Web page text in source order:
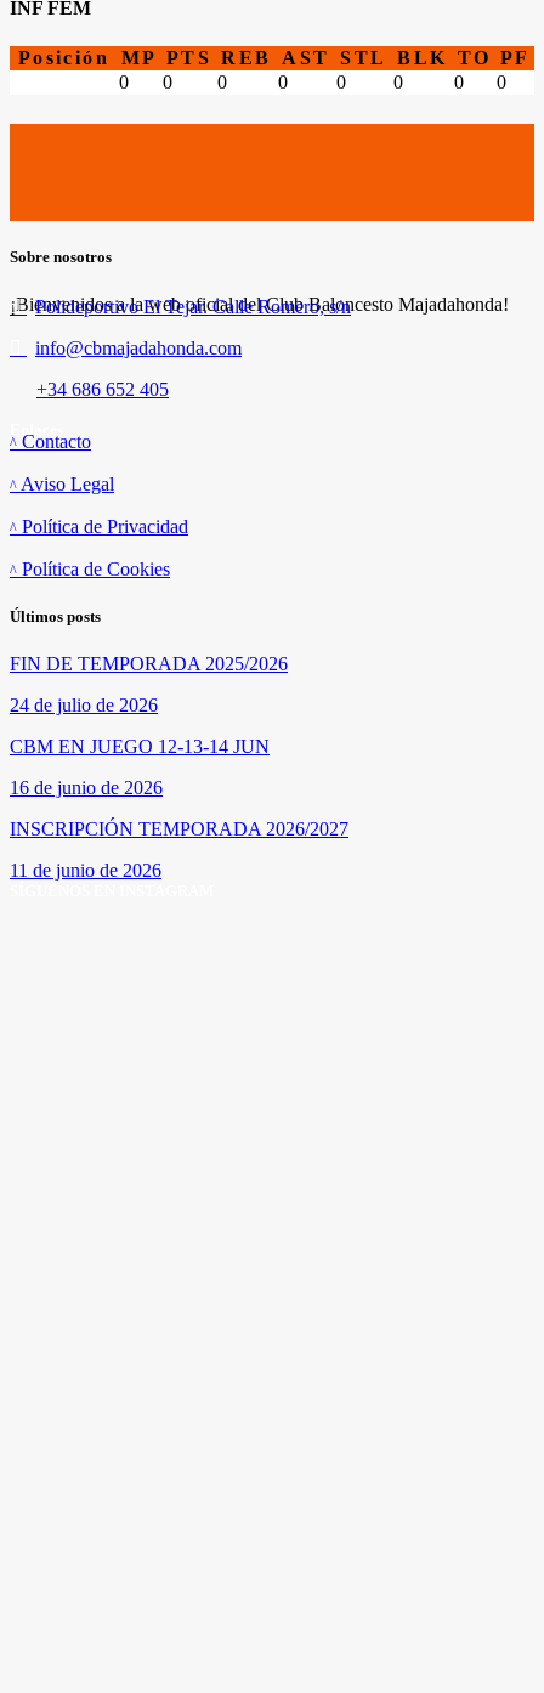
INF FEM
Posición MP PTS REB AST STL BLK TO PF
0
0 0 0 0 0 0 0
Sobre nosotros
¡Bienvenidos a la web oficial del Club Baloncesto Majadahonda!
Polideportivo El Tejar. Calle Romero, s/n
info@cbmajadahonda.com
+34 686 652 405
Contacto
Aviso Legal
Política de Privacidad
Política de Cookies
Últimos posts
FIN DE TEMPORADA 2025/2026
24 de julio de 2026
CBM EN JUEGO 12-13-14 JUN
16 de junio de 2026
INSCRIPCIÓN TEMPORADA 2026/2027
11 de junio de 2026